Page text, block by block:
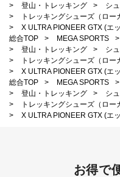
>
登山・トレッキング >
シ
>
トレッキングシューズ（ロー
>
X ULTRA PIONEER GTX (エ
総合TOP
> MEGA SPORTS >
>
登山・トレッキング >
シ
>
トレッキングシューズ（ロー
>
X ULTRA PIONEER GTX (エ
総合TOP
> MEGA SPORTS >
>
登山・トレッキング >
シ
>
トレッキングシューズ（ロー
>
X ULTRA PIONEER GTX (エ
お得で